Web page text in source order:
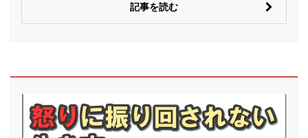
記事を読む